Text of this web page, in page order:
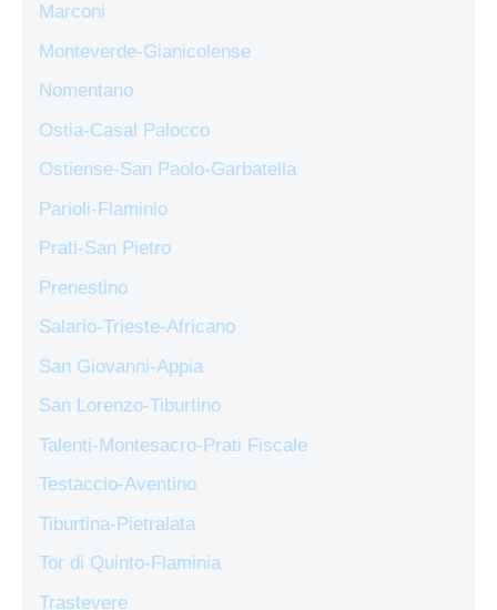
Marconi
Monteverde-Gianicolense
Nomentano
Ostia-Casal Palocco
Ostiense-San Paolo-Garbatella
Parioli-Flaminio
Prati-San Pietro
Prenestino
Salario-Trieste-Africano
San Giovanni-Appia
San Lorenzo-Tiburtino
Talenti-Montesacro-Prati Fiscale
Testaccio-Aventino
Tiburtina-Pietralata
Tor di Quinto-Flaminia
Trastevere